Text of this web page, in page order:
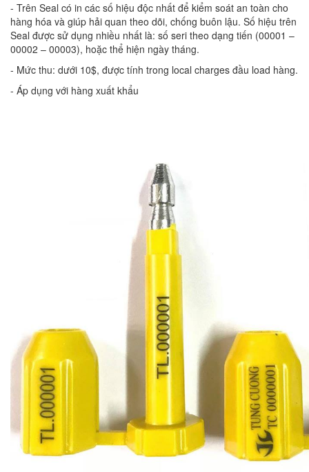
- Trên Seal có in các số hiệu độc nhất để kiểm soát an toàn cho
hàng hóa và giúp hải quan theo dõi, chống buôn lậu. Số hiệu trên
Seal được sử dụng nhiều nhất là: số seri theo dạng tiến (00001 –
00002 – 00003), hoặc thể hiện ngày tháng.
- Mức thu: dưới 10$, được tính trong local charges đầu load hàng.
- Áp dụng với hàng xuất khẩu